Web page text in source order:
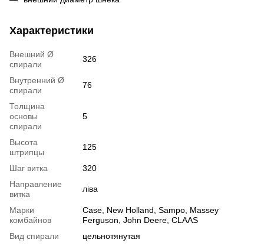
Характеристики
Внешний Ø
спирали
326
Внутренний Ø
спирали
76
Толщина
основы
спирали
5
Высота
штрипцы
125
Шаг витка
320
Направление
витка
ліва
Марки
комбайнов
Case, New Holland, Sampo, Massey
Ferguson, John Deere, CLAAS
Вид спирали
цельнотянутая